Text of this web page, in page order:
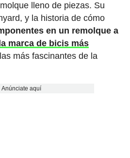
lleno de piezas. Su
y la historia de cómo
en un remolque a
la marca de bicis más
más fascinantes de la
Anúnciate aquí